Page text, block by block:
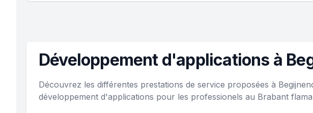
Développement d'applications à
Découvrez les différentes prestations de service proposées à
développement d'applications pour les professionels au Brabant